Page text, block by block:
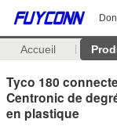
Accueil
Tyco 180
Centronic de
en plastique